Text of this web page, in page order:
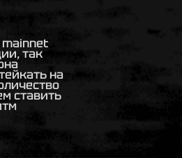
mainnet
так
на
ставить